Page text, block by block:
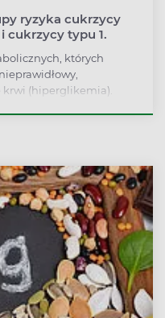
ryzyka cukrzycy
cukrzycy typu 1.
których
(hiperglikemia).
ten składnia do
czy będąc w grupie
stanie się przed nią